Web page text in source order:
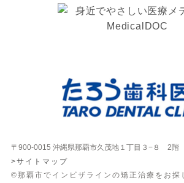
〒900-0015 沖縄県那覇市久茂地１丁目３−８ 2階
>サイトマップ
©那覇市でインビザラインの矯正治療をお探